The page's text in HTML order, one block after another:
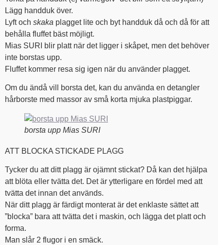
Lägg handduk över.
Lyft och skaka plagget lite och byt handduk då och då för att
behålla fluffet bäst möjligt.
Mias SURI blir platt när det ligger i skåpet, men det behöver
inte borstas upp.
Fluffet kommer resa sig igen när du använder plagget.
Om du ändå vill borsta det, kan du använda en detangler
hårborste med massor av små korta mjuka plastpiggar.
borsta upp Mias SURI
ATT BLOCKA STICKADE PLAGG
Tycker du att ditt plagg är ojämnt stickat? Då kan det hjälpa
att blöta eller tvätta det. Det är ytterligare en fördel med att
tvätta det innan det används.
När ditt plagg är färdigt monterat är det enklaste sättet att
”blocka” bara att tvätta det i maskin, och lägga det platt och
forma.
Man slår 2 flugor i en smäck.